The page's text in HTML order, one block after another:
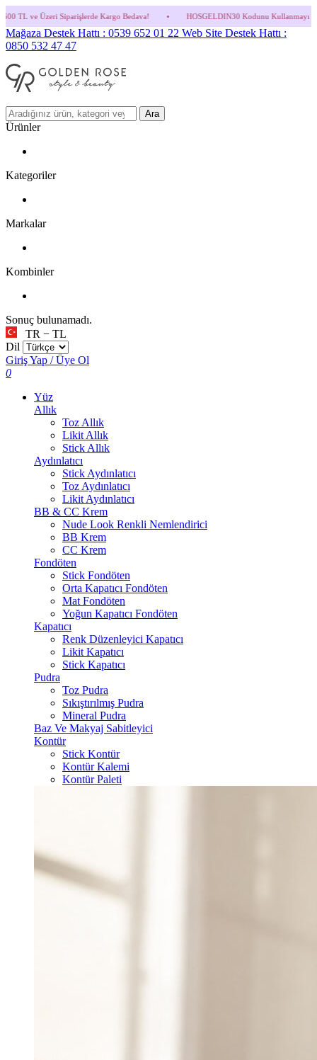
Kargo Bedava! • HOSGELDIN30 Kodunu Kullanmayı Unutma! (Parfüm ve
Mağaza Destek Hattı : 0539 652 01 22 Web Site Destek Hattı :
0850 532 47 47
Ara
Ürünler
Kategoriler
Markalar
Kombinler
Sonuç bulunamadı.
TR − TL
Dil
Giriş Yap / Üye Ol
0
Yüz
Allık
Toz Allık
Likit Allık
Stick Allık
Aydınlatıcı
Stick Aydınlatıcı
Toz Aydınlatıcı
Likit Aydınlatıcı
BB & CC Krem
Nude Look Renkli Nemlendirici
BB Krem
CC Krem
Fondöten
Stick Fondöten
Orta Kapatıcı Fondöten
Mat Fondöten
Yoğun Kapatıcı Fondöten
Kapatıcı
Renk Düzenleyici Kapatıcı
Likit Kapatıcı
Stick Kapatıcı
Pudra
Toz Pudra
Sıkıştırılmış Pudra
Mineral Pudra
Baz Ve Makyaj Sabitleyici
Kontür
Stick Kontür
Kontür Kalemi
Kontür Paleti